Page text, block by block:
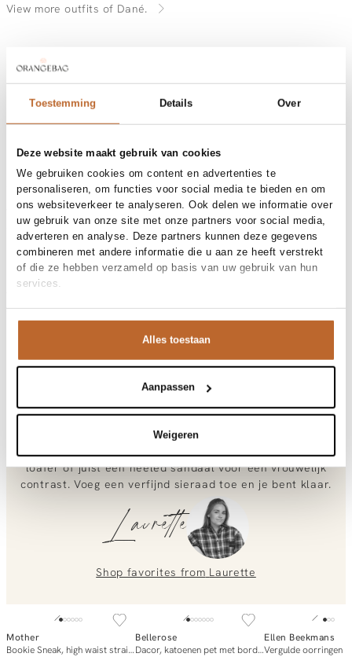
Toestemming Details Over
Deze website maakt gebruik van cookies
We gebruiken cookies om content en advertenties te
personaliseren, om functies voor social media te bieden en om
ons websiteverkeer te analyseren. Ook delen we informatie over
uw gebruik van onze site met onze partners voor social media,
adverteren en analyse. Deze partners kunnen deze gegevens
combineren met andere informatie die u aan ze heeft verstrekt
of die ze hebben verzameld op basis van uw gebruik van hun
services.
Alles toestaan
Aanpassen
Weigeren
View more outfits of Dané.
ordered today, tuesday at home
Free shipping over €99
30-day returns
Fabric
Fabric: 100% cotton
Material
Katoen
Cleaning
30°C machine wash
Size and fit
Size advice
This size fits normal
Fit
Losvallend
Size model
S
Product details
Brand
Product number brand
Variantnummer
00037042
BLACK BLUE
00037042
Korte mouw
Voss, katoenen T-shirt
Shipping and Returns
At Orangebag, you get free delivery on orders over €99. All
orders are sent with a track & trace code, so you can always
weekdays, your parcel will be dispatched today!
Questions or need help?
Do you have any questions about our products or need help
info@orangebag.com
0851 303631 (Mon–Fri: 09:00–17:00). We’re happy to help!
Shop the look
nonchalante uitstraling waar we zo van houden. De
kortere, rechte pasvorm valt prachtig over een high waist
loafer of juist een heeled sandaal voor een vrouwelijk
contrast. Voeg een verfijnd sieraad toe en je bent klaar.
Laurette
Shop favorites from Laurette
Add to cart
Mother
Bookie Sneak, high waist straight fit jeans
Add to cart
Bellerose
Dacor, katoenen pet met borduursel
Add to
Ellen Beekmans
Vergulde oorringen